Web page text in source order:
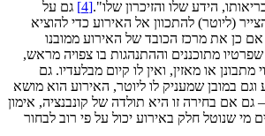
הידע שלו והזיכרון שלו".[4]
גם על
(ליוטר) להתכוון אל האירוע כדי להוציא
אם כן את מרכז הכובד של האירוע ממובנו
שפרטיו מתוכננים וההתנהגות בו צפויה מראש,
או מאזין, ואין לו קיום מבלעדיו. גם
וגם במובן שמעניק לו ליוטר, האירוע הוא מושא
גם אם בחירה זו היא תולדה של קונבנציה, אימון
שנוטל חלק באירוע יכול על פי רוב לבחור